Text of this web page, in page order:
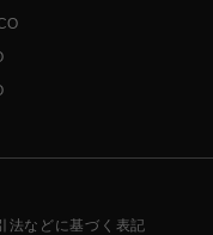
法などに基づく表記